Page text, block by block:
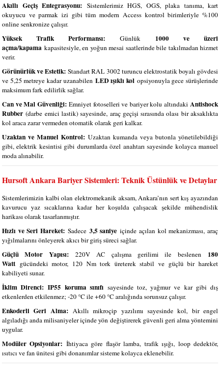
Akıllı Geçiş Entegrasyonu: Sistemlerimiz HGS, OGS, plaka tanıma, kart
okuyucu ve parmak izi gibi tüm modern Access kontrol birimleriyle %100
online senkronize çalışır.
Yüksek Trafik Performansı: Günlük 1000 ve üzeri
açma/kapama kapasitesiyle, en yoğun mesai saatlerinde bile takılmadan hizmet
verir.
Görünürlük ve Estetik: Standart RAL 3002 turuncu elektrostatik boyalı gövdesi
ve 5,25 metreye kadar uzanabilen LED ışıklı kolopsiyonuyla gece sürüşlerinde
maksimum fark edilirlik sağlar.
Can ve Mal Güvenliği:Emniyet fotoselleri ve bariyer kolu altındaki Antishock
Rubber (darbe emici lastik) sayesinde, araç geçişi sırasında olası bir aksaklıkta
kol araca zarar vermeden otomatik olarak geri kalkar.
Uzaktan ve Manuel Kontrol: Uzaktan kumanda veya butonla yönetilebildiği
gibi, elektrik kesintisi gibi durumlarda özel anahtarı sayesinde kolayca manuel
moda alınabilir.
Hursoft Ankara Bariyer Sistemleri: Teknik Üstünlük ve Detaylar
Sistemlerimizin kalbi olan elektromekanik aksam, Ankara’nın sert kış ayazından
kavurucu yaz sıcaklarına kadar her koşulda çalışacak şekilde mühendislik
harikası olarak tasarlanmıştır.
Hızlı ve Seri Hareket: Sadece 3,5 saniye içinde açılan kol mekanizması, araç
yığılmalarını önleyerek akıcı bir giriş süreci sağlar.
Güçlü Motor Yapısı:220V AC çalışma gerilimi ile beslenen 180
Wattgücündeki motor, 120 Nm tork üreterek stabil ve güçlü bir hareket
kabiliyeti sunar.
İklim Direnci: IP55 koruma sınıfısayesinde toz, yağmur ve kar gibi dış
etkenlerden etkilenmez; -20 °C ile +60 °C aralığında sorunsuz çalışır.
Enkoderli Geri Alma:Akıllı mikroçip yazılımı sayesinde kol, bir engel
algıladığı anda milisaniyeler içinde yön değiştirerek güvenli geri alma yöntemini
uygular.
Modüler Opsiyonlar: İhtiyaca göre flaşör lamba, trafik ışığı, loop dedektör,
ısıtıcı ve fan ünitesi gibi donanımlar sisteme kolayca eklenebilir.